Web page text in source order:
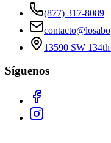
(877) 317-8089
13590 SW
Síguenos